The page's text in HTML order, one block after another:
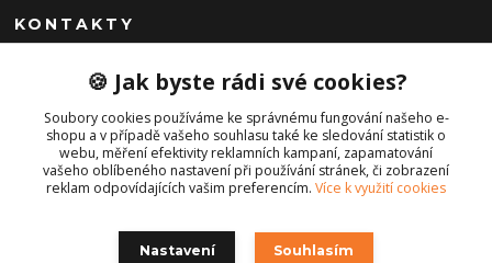
KONTAKTY
+420 792 757 523
obchod@cajkservis.cz
🍪 Jak byste rádi své cookies?
Soubory cookies používáme ke správnému fungování našeho e-
shopu a v případě vašeho souhlasu také ke sledování statistik o
webu, měření efektivity reklamních kampaní, zapamatování
vašeho oblíbeného nastavení při používání stránek, či zobrazení
reklam odpovídajících vašim preferencím. Více k využití cookies
Nastavení Souhlasím